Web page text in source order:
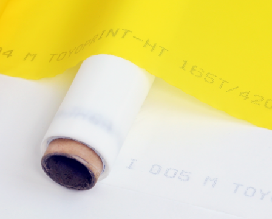
Page d'accueil